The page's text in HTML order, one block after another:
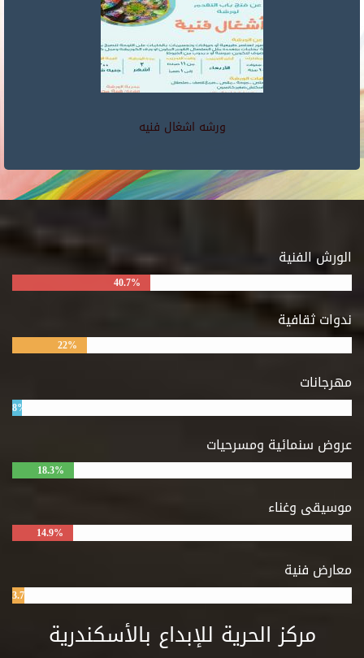
ورشه اشغال فنيه
الورش الفنية
40.7%
ندوات ثقافية
22%
مهرجانات
8%
عروض سنمائية ومسرحيات
18.3%
موسيقى وغناء
14.9%
معارض فنية
3.7%
مركز الحرية للإبداع بالأسكندرية